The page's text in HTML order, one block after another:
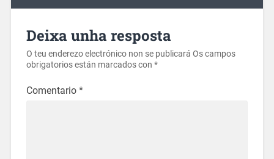
Deixa unha resposta
O teu enderezo electrónico non se publicará Os campos
obrigatorios están marcados con *
Comentario *